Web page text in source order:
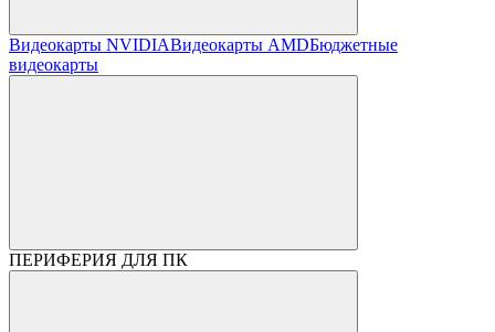
Видеокарты NVIDIAВидеокарты AMDБюджетные
видеокарты
ПЕРИФЕРИЯ ДЛЯ ПК